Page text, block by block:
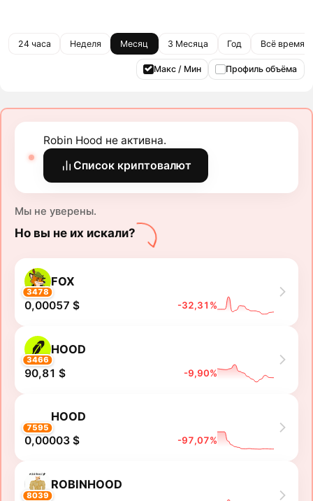
24 часа Неделя Месяц 3 Месяца Год Всё время
Макс / Мин Профиль объёма
Robin Hood не активна.
Список криптовалют
Мы не уверены.
Но вы не их искали?
3478
FOX
0,00057 $ -32,31%
3466
HOOD
90,81 $ -9,90%
7595
HOOD
0,00003 $ -97,07%
8039
ROBINHOOD